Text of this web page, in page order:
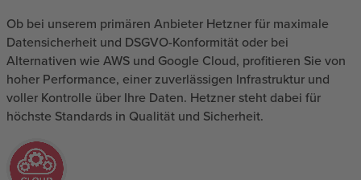
Ob bei unserem primären Anbieter Hetzner für maximale
Datensicherheit und DSGVO-Konformität oder bei
Alternativen wie AWS und Google Cloud, profitieren Sie von
hoher Performance, einer zuverlässigen Infrastruktur und
voller Kontrolle über Ihre Daten. Hetzner steht dabei für
höchste Standards in Qualität und Sicherheit.